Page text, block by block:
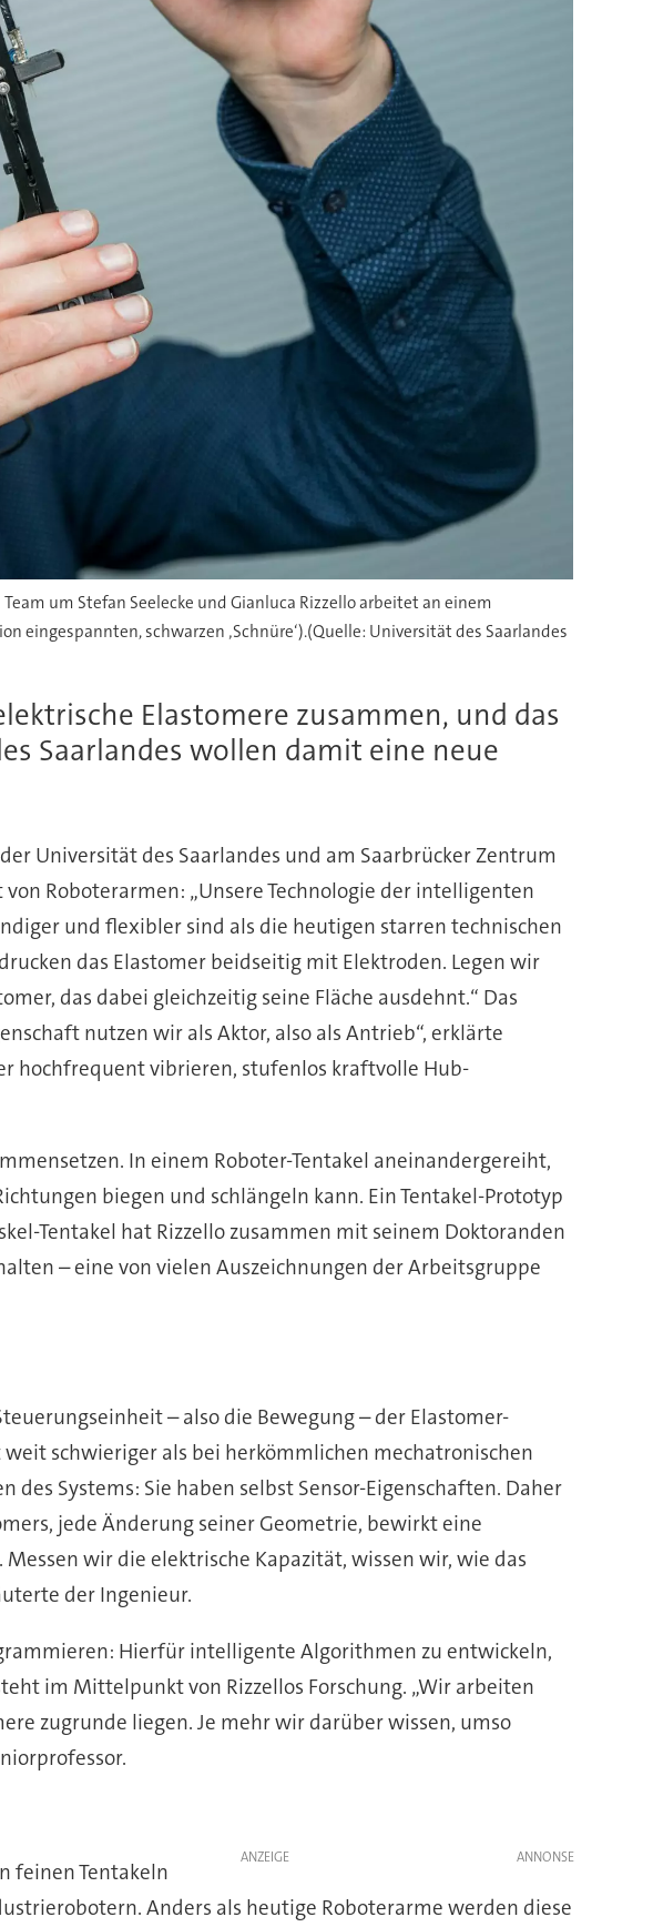
um Stefan Seelecke und Gianluca Rizzello arbeitet an einem
schwarzen ‚Schnüre‘).(Quelle: Universität des Saarlandes
Elastomere zusammen, und das
Saarlandes wollen damit eine neue
Universität des Saarlandes und am Saarbrücker Zentrum
Roboterarmen: „Unsere Technologie der intelligenten
und flexibler sind als die heutigen starren technischen
das Elastomer beidseitig mit Elektroden. Legen wir
das dabei gleichzeitig seine Fläche ausdehnt.“ Das
nutzen wir als Aktor, also als Antrieb“, erklärte
hochfrequent vibrieren, stufenlos kraftvolle Hub-
In einem Roboter-Tentakel aneinandergereiht,
biegen und schlängeln kann. Ein Tentakel-Prototyp
Tentakel hat Rizzello zusammen mit seinem Doktoranden
– eine von vielen Auszeichnungen der Arbeitsgruppe
– also die Bewegung – der Elastomer-
schwieriger als bei herkömmlichen mechatronischen
des Systems: Sie haben selbst Sensor-Eigenschaften. Daher
jede Änderung seiner Geometrie, bewirkt eine
wir die elektrische Kapazität, wissen wir, wie das
der Ingenieur.
Hierfür intelligente Algorithmen zu entwickeln,
im Mittelpunkt von Rizzellos Forschung. „Wir arbeiten
zugrunde liegen. Je mehr wir darüber wissen, umso
ANZEIGE
feinen Tentakeln
Anders als heutige Roboterarme werden diese